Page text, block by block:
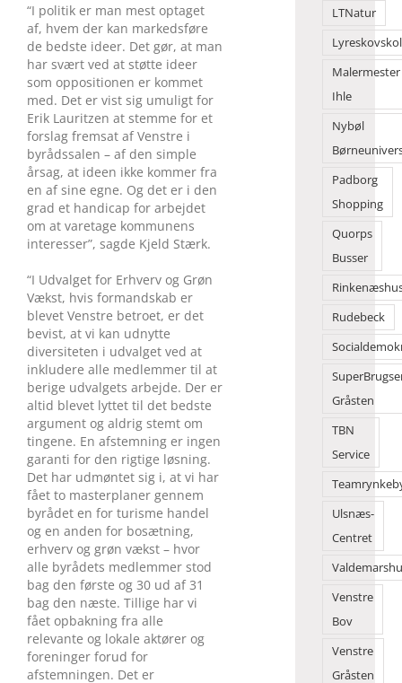
“I politik er man mest optaget
af, hvem der kan markedsføre
de bedste ideer. Det gør, at man
har svært ved at støtte ideer
som oppositionen er kommet
med. Det er vist sig umuligt for
Erik Lauritzen at stemme for et
forslag fremsat af Venstre i
byrådssalen – af den simple
årsag, at ideen ikke kommer fra
en af sine egne. Og det er i den
grad et handicap for arbejdet
om at varetage kommunens
interesser”, sagde Kjeld Stærk.
“I Udvalget for Erhverv og Grøn
Vækst, hvis formandskab er
blevet Venstre betroet, er det
bevist, at vi kan udnytte
diversiteten i udvalget ved at
inkludere alle medlemmer til at
berige udvalgets arbejde. Der er
altid blevet lyttet til det bedste
argument og aldrig stemt om
tingene. En afstemning er ingen
garanti for den rigtige løsning.
Det har udmøntet sig i, at vi har
fået to masterplaner gennem
byrådet en for turisme handel
og en anden for bosætning,
erhverv og grøn vækst – hvor
alle byrådets medlemmer stod
bag den første og 30 ud af 31
bag den næste. Tillige har vi
fået opbakning fra alle
relevante og lokale aktører og
foreninger forud for
afstemningen. Det er
LTNatur
Malermester
Ihle
Nybøl
Padborg
Shopping
Quorps
Busser
Rudebeck
Gråsten
TBN
Service
Ulsnæs-
Centret
Venstre
Bov
Venstre
Gråsten